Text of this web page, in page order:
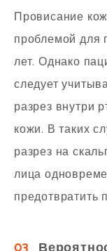
Провисание
проблемой для
лет. Однако
следует
разрез внутри
кожи. В таких
разрез на
лица
предотвратить